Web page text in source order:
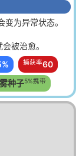
为异常状态。
被治愈。
捕获率60
种子5%携带